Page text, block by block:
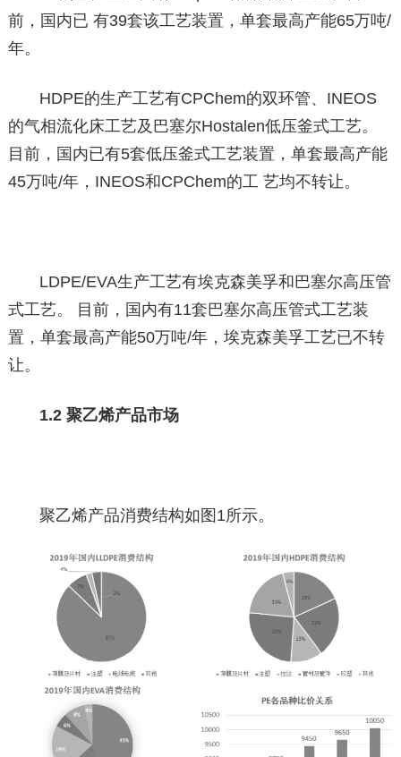
前，国内已 有39套该工艺装置，单套最高产能65万吨/
年。
HDPE的生产工艺有CPChem的双环管、INEOS
的气相流化床工艺及巴塞尔Hostalen低压釜式工艺。
目前，国内已有5套低压釜式工艺装置，单套最高产能
45万吨/年，INEOS和CPChem的工 艺均不转让。
LDPE/EVA生产工艺有埃克森美孚和巴塞尔高压管
式工艺。 目前，国内有11套巴塞尔高压管式工艺装
置，单套最高产能50万吨/年，埃克森美孚工艺已不转
让。
1.2 聚乙烯产品市场
聚乙烯产品消费结构如图1所示。